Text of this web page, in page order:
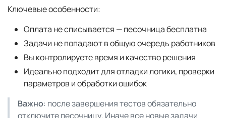
Ключевые особенности:
Оплата не списывается — песочница бесплатна
Задачи не попадают в общую очередь работников
Вы контролируете время и качество решения
Идеально подходит для отладки логики, проверки
параметров и обработки ошибок
Важно: после завершения тестов обязательно
отключите песочницу. Иначе все новые задачи